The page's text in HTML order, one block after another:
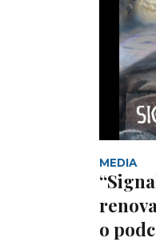
MEDIA
renova
o